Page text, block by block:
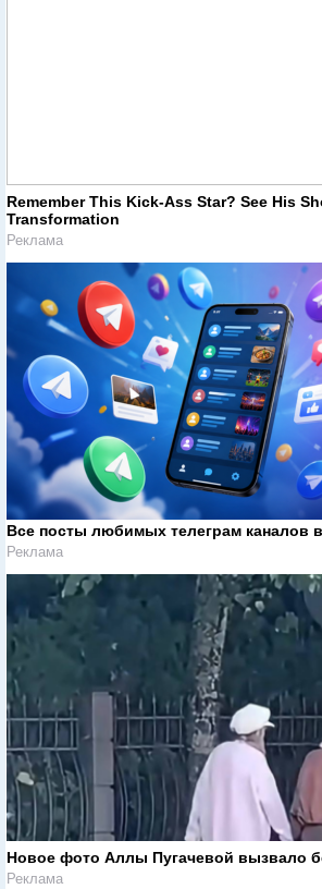
Remember This Kick-Ass Star? See His
Transformation
Реклама
Все посты любимых телеграм каналов
Реклама
Новое фото Аллы Пугачевой вызвало
Реклама